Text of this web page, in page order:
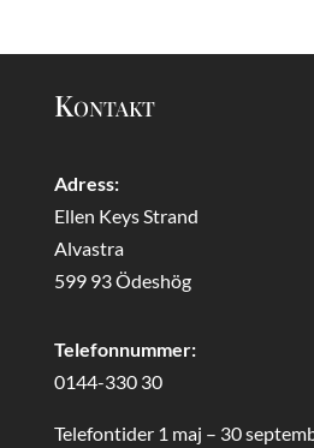
Kontakt
Adress:
Ellen Keys Strand
Alvastra
599 93 Ödeshög
Telefonnummer:
0144-330 30
Telefontider 1 maj – 30